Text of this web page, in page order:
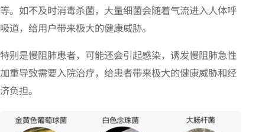
等。如不及时消毒杀菌，大量细菌会随着气流进入人体呼
吸道，给用户带来极大的健康威胁。
特别是慢阻肺患者，可能还会引起感染，诱发慢阻肺急性
加重导致需要入院治疗，给患者带来极大的健康威胁和经
济负担。